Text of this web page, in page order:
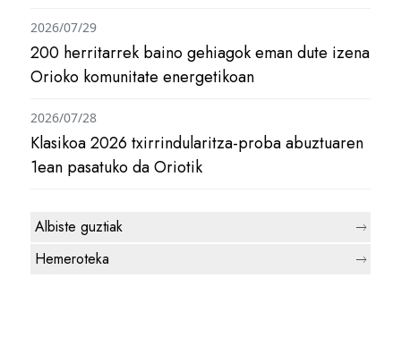
200 herritarrek baino gehiagok eman dute izena
Orioko komunitate energetikoan
2026/07/29
Klasikoa 2026 txirrindularitza-proba abuztuaren
1ean pasatuko da Oriotik
2026/07/28
Albiste guztiak
Hemeroteka